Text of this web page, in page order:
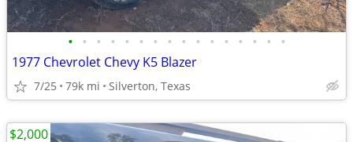
• • • • • • • • • • • • • • • •
1977 Chevrolet Chevy K5 Blazer
7/25 79k mi Silverton, Texas
$2,000